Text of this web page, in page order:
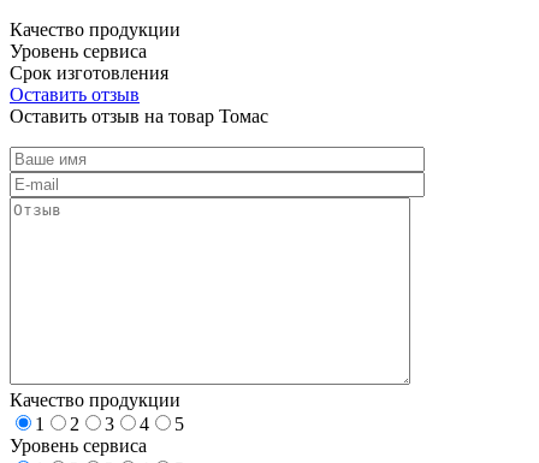
Качество продукции
Уровень сервиса
Срок изготовления
Оставить отзыв
Оставить отзыв на товар Томас
Качество продукции
1
2 3 4
5
Уровень сервиса